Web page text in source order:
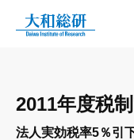
2011年度税
法人実効税率5％引